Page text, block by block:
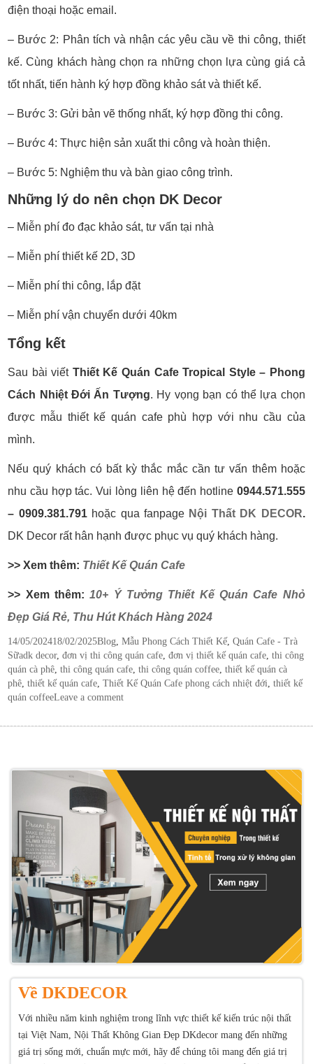
điện thoại hoặc email.
– Bước 2: Phân tích và nhận các yêu cầu về thi công, thiết
kế. Cùng khách hàng chọn ra những chọn lựa cùng giá cả
tốt nhất, tiến hành ký hợp đồng khảo sát và thiết kế.
– Bước 3: Gửi bản vẽ thống nhất, ký hợp đồng thi công.
– Bước 4: Thực hiện sản xuất thi công và hoàn thiện.
– Bước 5: Nghiệm thu và bàn giao công trình.
Những lý do nên chọn DK Decor
– Miễn phí đo đạc khảo sát, tư vấn tại nhà
– Miễn phí thiết kế 2D, 3D
– Miễn phí thi công, lắp đặt
– Miễn phí vận chuyển dưới 40km
Tổng kết
Sau bài viếtThiết Kế Quán Cafe Tropical Style – Phong
Cách Nhiệt Đới Ấn Tượng. Hy vọng bạn có thể lựa chọn
được mẫu thiết kế quán cafe phù hợp với nhu cầu của
mình.
Nếu quý khách có bất kỳ thắc mắc cần tư vấn thêm hoặc
nhu cầu hợp tác. Vui lòng liên hệ đến hotline 0944.571.555
– 0909.381.791hoặc qua fanpage Nội Thất DK DECOR.
DK Decor rất hân hạnh được phục vụ quý khách hàng.
>> Xem thêm: Thiết Kế Quán Cafe
>> Xem thêm:10+ Ý Tưởng Thiết Kế Quán Cafe Nhỏ
Đẹp Giá Rẻ, Thu Hút Khách Hàng 2024
Posted
on
14/05/202418/02/2025Categories
Blog ,Mẫu Phong Cách Thiết Kế,Quán Cafe - Trà
SữaTags
dk decor,đơn vị thi công quán cafe ,đơn vị thiết kế quán cafe ,thi công
quán cà phê ,thi công quán cafe ,thi công quán coffee ,thiết kế quán cà
phê ,thiết kế quán cafe ,Thiết Kế Quán Cafe phong cách nhiệt đới ,thiết kế
quán coffeeLeave a comment
Về DKDECOR
Với nhiều năm kinh nghiệm trong lĩnh vực thiết kế kiến trúc nội thất
tại Việt Nam, Nội Thất Không Gian Đẹp DKdecor mang đến những
giá trị sống mới, chuẩn mực mới, hãy để chúng tôi mang đến giá trị